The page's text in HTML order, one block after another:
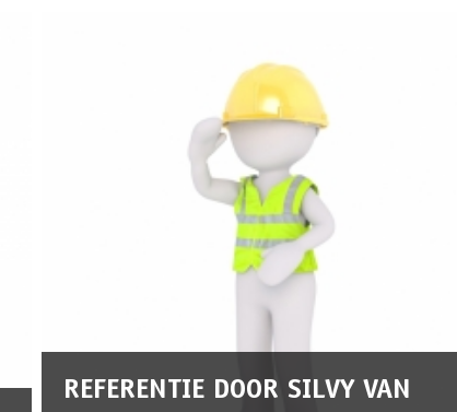
REFERENTIE DOOR SILVY VAN